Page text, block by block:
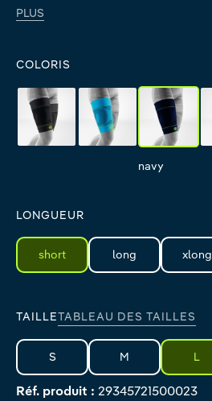
PLUS
COLORIS
black rivera navy
navy
LONGUEUR
short long xlong
TAILLETABLEAU DES TAILLES
S M L
Réf. produit : 29345721500023